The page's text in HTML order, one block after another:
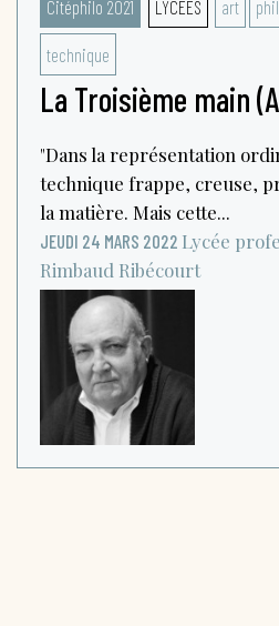
Citéphilo 2021 LYCÉES art
technique
La Troisième main
"Dans la représentation
technique frappe, creuse,
la matière. Mais cette...
JEUDI 24 MARS 2022 Lycée
Rimbaud Ribécourt